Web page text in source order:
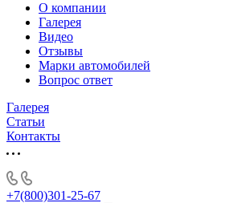
О компании
Галерея
Видео
Отзывы
Марки автомобилей
Вопрос ответ
Галерея
Статьи
Контакты
+7(800)301-25-67